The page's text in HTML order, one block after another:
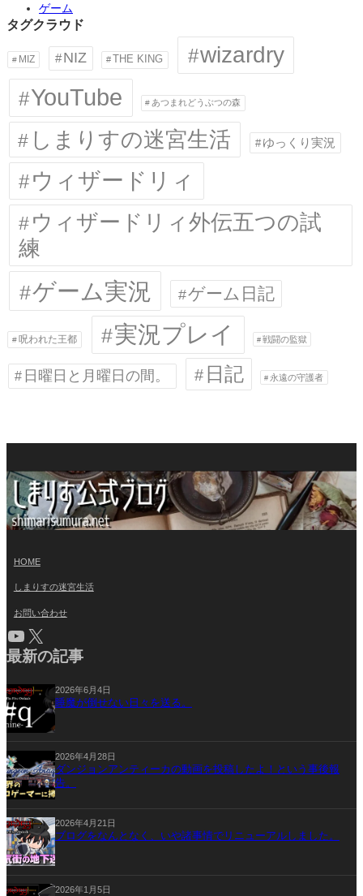
ゲーム
タグクラウド
MIZ NIZ THE KING
wizardry
YouTube
あつまれどうぶつの森
しまりすの迷宮生活 ゆっくり実況
ウィザードリィ
ウィザードリィ外伝五つの試
練
ゲーム実況 ゲーム日記
呪われた王都 実況プレイ 戦闘の監獄
日曜日と月曜日の間。 日記 永遠の守護者
HOME
しまりすの迷宮生活
お問い合わせ
YouTube X
最新の記事
2026年6月4日
睡魔が倒せない日々を送る。
2026年4月28日
ダンジョンアンティーカの動画を投稿したよ！という事後報
告。
2026年4月21日
ブログをなんとなく、いや諸事情でリニューアルしました。
2026年1月5日